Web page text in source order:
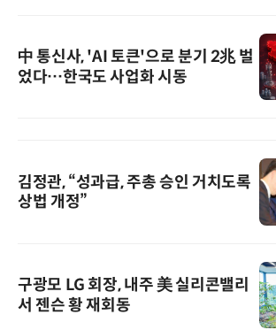
中 통신사, 'AI 토큰'으로 분기 2兆 벌
었다…한국도 사업화 시동
김정관, “성과급, 주총 승인 거치도록
상법 개정”
구광모 LG 회장, 내주 美 실리콘밸리
서 젠슨 황 재회동